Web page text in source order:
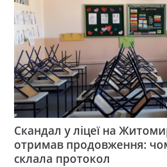
Скандал у ліцеї на
отримав продовження:
склала протокол